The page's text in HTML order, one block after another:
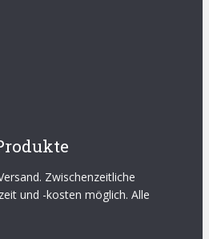
Zwischenzeitliche
und -kosten möglich. Alle